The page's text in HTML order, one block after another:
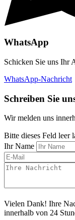
WhatsApp
Schicken Sie uns Ihr
WhatsApp-Nachricht
Schreiben Sie
Wir melden uns
Bitte dieses Feld leer
Ihr Name
Vielen Dank! Ihre
innerhalb von 24